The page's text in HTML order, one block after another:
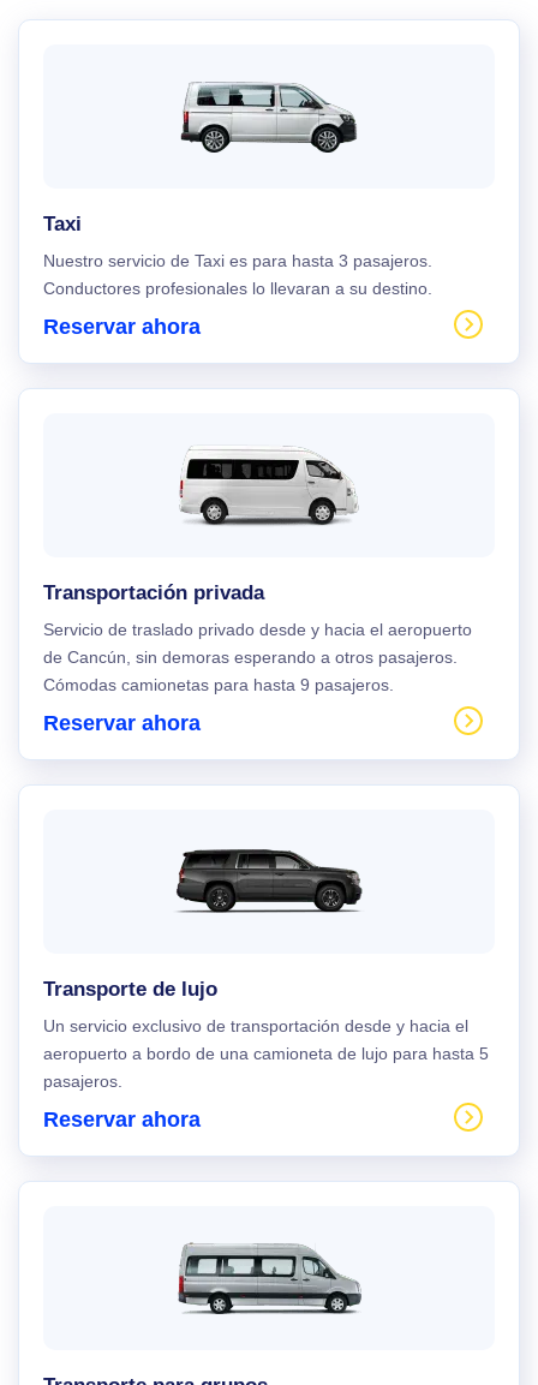
Taxi
Nuestro servicio de Taxi es para hasta 3 pasajeros.
Conductores profesionales lo llevaran a su destino.
Reservar ahora
Transportación privada
Servicio de traslado privado desde y hacia el aeropuerto
de Cancún, sin demoras esperando a otros pasajeros.
Cómodas camionetas para hasta 9 pasajeros.
Reservar ahora
Transporte de lujo
Un servicio exclusivo de transportación desde y hacia el
aeropuerto a bordo de una camioneta de lujo para hasta 5
pasajeros.
Reservar ahora